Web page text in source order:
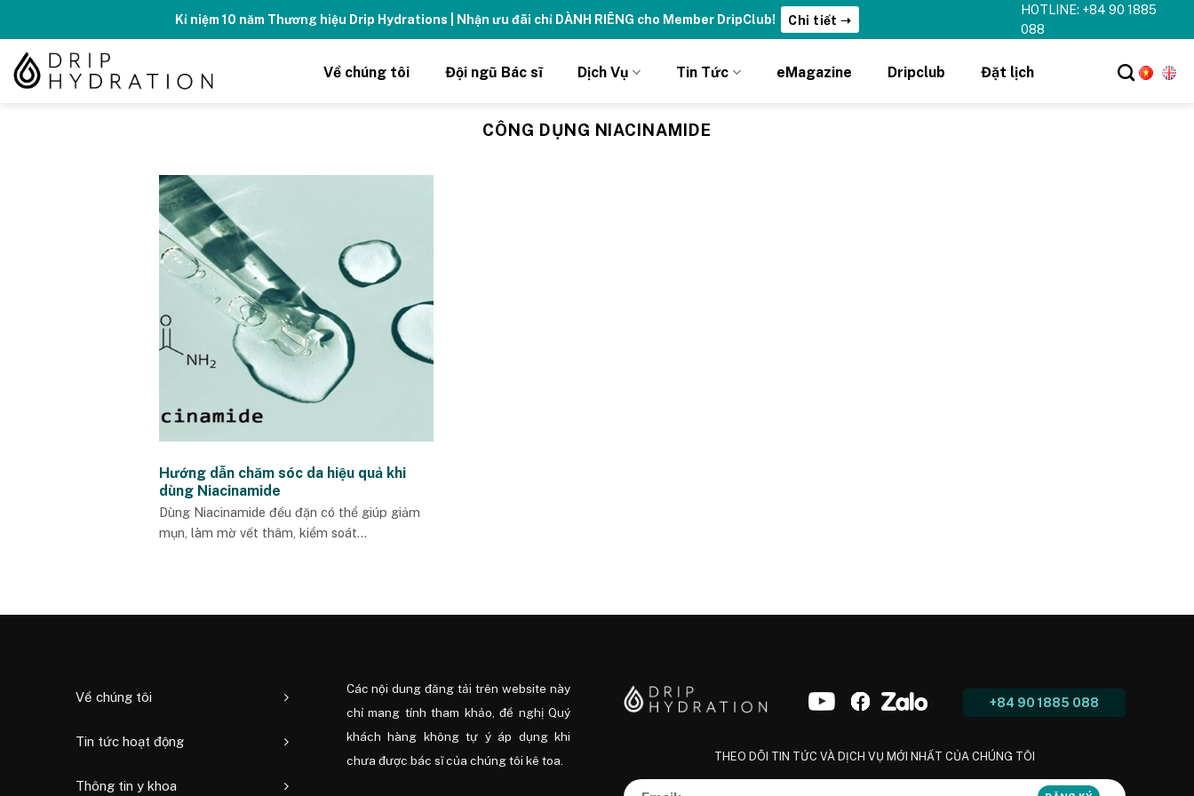
content
Kỉ niệm 10 năm Thương hiệu Drip Hydrations | Nhận ưu đãi chỉ DÀNH RIÊNG cho Member DripClub! Chi tiết ➝
HOTLINE: +84 90 1885
088
Về chúng tôi Đội ngũ Bác sĩ Dịch Vụ Tin Tức eMagazine Dripclub Đặt lịch
CÔNG DỤNG NIACINAMIDE
Hướng dẫn chăm sóc da hiệu quả khi
dùng Niacinamide
Dùng Niacinamide đều đặn có thể giúp giảm
mụn, làm mờ vết thâm, kiểm soát...
Về chúng tôi
Tin tức hoạt động
Thông tin y khoa
Các nội dung đăng tải trên website này
chỉ mang tính tham khảo, đề nghị Quý
khách hàng không tự ý áp dụng khi
chưa được bác sĩ của chúng tôi kê toa.
+84 90 1885 088
THEO DÕI TIN TỨC VÀ DỊCH VỤ MỚI NHẤT CỦA CHÚNG TÔI